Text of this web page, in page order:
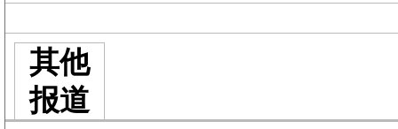
其他
报道